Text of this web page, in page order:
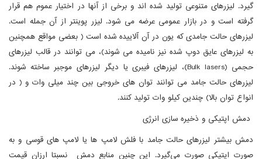
گیرد. لیزرهای متنوعی تولید شده اند و برخی از آنها در اختیار عموم هم قرار
گرفته است و در بازار عمومی عرضه می شود. لیزر پوینتر از آن جمله است.
لیزرهای حالت جامدی که یون در آن آلاییده شده است ( بعضی مواقع همچنین
به لیزرهای عایق دوپ شده نیز نامیده می شوند)، می توانند در قالب لیزرهای
حجمی (Bulk lasers)، لیزرهای فیبری یا دیگر لیزرهای موجبر ساخته شوند.
لیزرهای حالت جامد می توانند توان های خروجی بین چند میلی وات و ( در
انواع توان بالا) چندین کیلو وات تولید کنند.
دمش اپتیکی و ذخیره سازی انرژی
دمش بیشتر لیزرهای حالت جامد با فلش لامپ ها یا لامپ های قوسی و به
صورت اپتیکی صورت می‌گیرد. این چنین منابع دمش نسبتا ارزان قیمت